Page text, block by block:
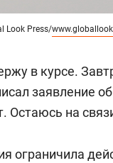
Look Press/
в курсе.
заявление
Остаюсь на
ограничила